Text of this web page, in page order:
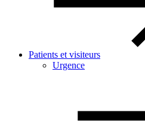
Patients et visiteurs
Urgence